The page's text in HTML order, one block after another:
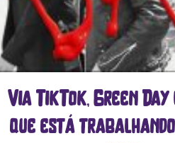
Via TikTok, Green
que está trabalhando